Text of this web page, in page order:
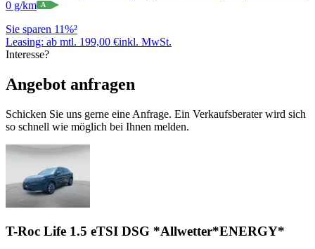
0 g/km A
Sie sparen 11%²
Leasing: ab mtl. 199,00 €inkl. MwSt.
Interesse?
Angebot anfragen
Schicken Sie uns gerne eine Anfrage. Ein Verkaufsberater wird sich
so schnell wie möglich bei Ihnen melden.
T-Roc Life 1.5 eTSI DSG *Allwetter*ENERGY*